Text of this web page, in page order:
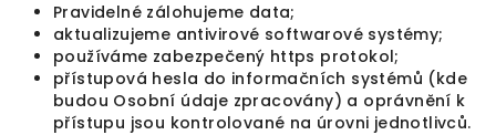
Pravidelné zálohujeme data;
aktualizujeme antivirové softwarové systémy;
používáme zabezpečený https protokol;
přístupová hesla do informačních systémů (kde
budou Osobní údaje zpracovány) a oprávnění k
přístupu jsou kontrolované na úrovni jednotlivců.